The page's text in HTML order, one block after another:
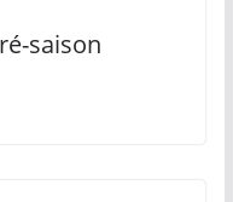
saison